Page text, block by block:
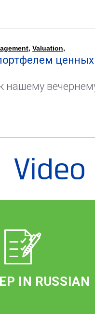
, Valuation,
ценных
нашему
Video
IN RUSSIAN